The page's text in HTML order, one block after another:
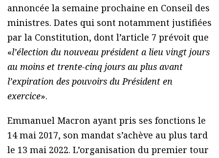
annoncée la semaine prochaine en Conseil des
ministres. Dates qui sont notamment justifiées
par la Constitution, dont l’article 7 prévoit que
«l’élection du nouveau président a lieu vingt jours
au moins et trente-cinq jours au plus avant
l’expiration des pouvoirs du Président en
exercice».
Emmanuel Macron ayant pris ses fonctions le
14 mai 2017, son mandat s’achève au plus tard
le 13 mai 2022. L’organisation du premier tour